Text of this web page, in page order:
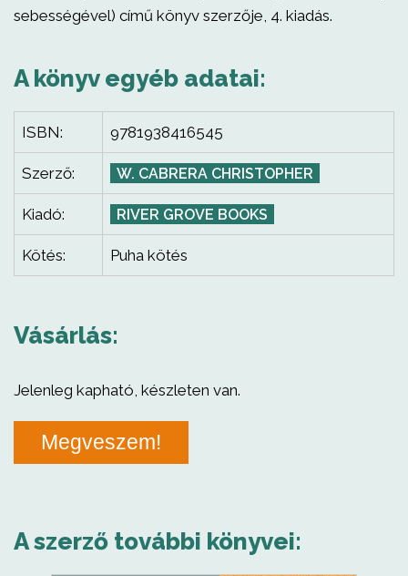
sebességével) című könyv szerzője, 4. kiadás.
A könyv egyéb adatai:
ISBN: 9781938416545
Szerző: W. CABRERA CHRISTOPHER
Kiadó: RIVER GROVE BOOKS
Kötés: Puha kötés
Vásárlás:
Jelenleg kapható, készleten van.
Megveszem!
A szerző további könyvei: